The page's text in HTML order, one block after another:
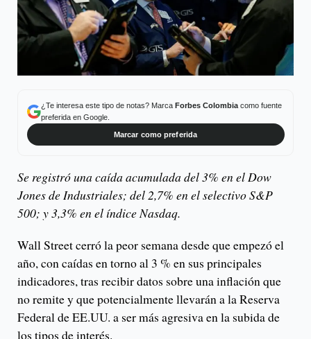
¿Te interesa este tipo de notas? Marca Forbes Colombiacomo fuente
preferida en Google.
Marcar como preferida
Se registró una caída acumulada del 3% en el Dow
Jones de Industriales; del 2,7% en el selectivo S&P
500; y 3,3% en el índice Nasdaq.
Wall Street cerró la peor semana desde que empezó el
año, con caídas en torno al 3 % en sus principales
indicadores, tras recibir datos sobre una inflación que
no remite y que potencialmente llevarán a la Reserva
Federal de EE.UU. a ser más agresiva en la subida de
los tipos de interés.